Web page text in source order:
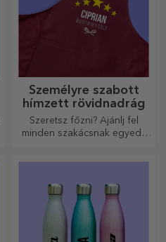
Személyre szabott
hímzett rövidnadrág
Szeretsz főzni? Ajánlj fel
minden szakácsnak egyedi,